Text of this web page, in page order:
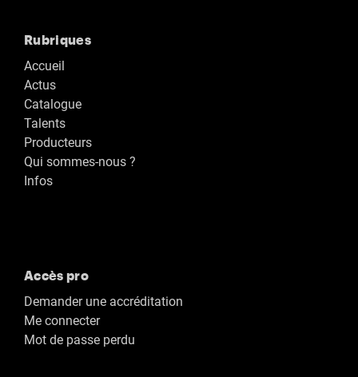
Rubriques
Accueil
Actus
Catalogue
Talents
Producteurs
Qui sommes-nous ?
Infos
Accès pro
Demander une accréditation
Me connecter
Mot de passe perdu